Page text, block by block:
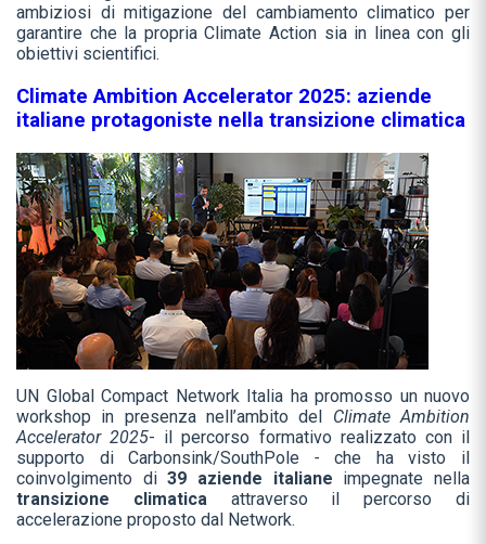
ambiziosi di mitigazione del cambiamento climatico per
garantire che la propria Climate Action sia in linea con gli
obiettivi scientifici.
Climate Ambition Accelerator 2025: aziende
italiane protagoniste nella transizione climatica
UN Global Compact Network Italia ha promosso un nuovo
workshop in presenza nell’ambito del Climate Ambition
Accelerator 2025- il percorso formativo realizzato con il
supporto di Carbonsink/SouthPole - che ha visto
il
coinvolgimento di39 aziende italiane impegnate nella
transizione climatica attraverso il percorso di
accelerazione proposto dal Network.